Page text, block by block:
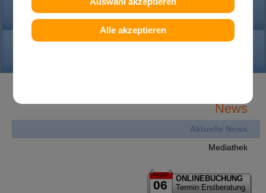
Alle akzeptieren
PRAXIS
News
Aktuelle News
Mediathek
August
06
ONLINEBUCHUNG
Termin Erstberatung